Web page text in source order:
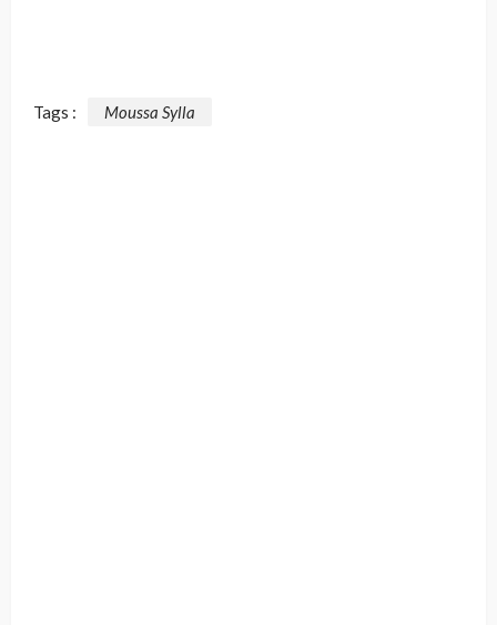
Tags : Moussa Sylla